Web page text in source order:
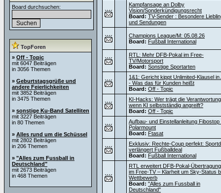
Board durchsuchen:
TopForen
» Off - Topic
mit 6047 Beiträgen
in 3056 Themen
» Geburtstagsgrüße und
andere Feierlichkeiten
mit 3852 Beiträgen
in 3475 Themen
» sonstige Ku-Band Satelliten
mit 3227 Beiträgen
in 80 Themen
» Alles rund um die Schüssel
mit 2802 Beiträgen
in 206 Themen
» "Alles zum Fussball in
Deutschland"
mit 2673 Beiträgen
in 468 Themen
Kampfansage an Dolby
Vision/Sonderkündigungsrecht
Board: TV-Sender : Besondere
und Sendungen
Champions League/M: 05.08.26
Board: Fußball International
RTL: Mehr DFB-Pokal im Free-
TV/Motorsport
Board: Sonstige Sportarten
1&1: Gericht kippt Unlimited-Klausel in
- Was das für Kunden heißt
Board: Off - Topic
KI-Hacks: Wer trägt die
wenn KI selbstständig angreift?
Board: Off - Topic
Aufbau- und Einstellanleitung Fibostop
Polarmount
Board: Ftasat
Exklusiv: Rechte-Coup perfekt:
verlängert Fußballdeal
Board: Fußball International
RTL erweitert DFB-Pokal-
im Free-TV – Klarheit um Sky-Status
Wettbewerb
Board: "Alles zum Fussball in
Deutschland"